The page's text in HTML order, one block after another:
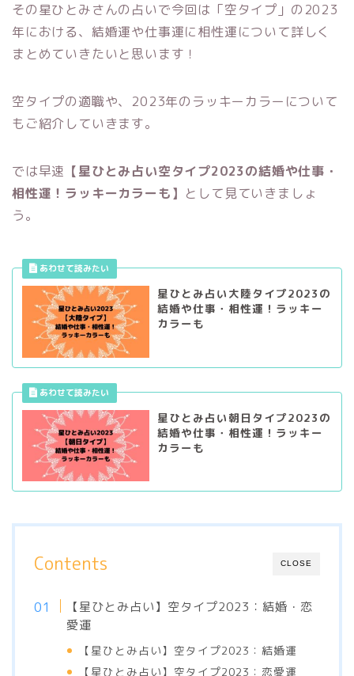
その星ひとみさんの占いで今回は「空タイプ」の2023
年における、結婚運や仕事運に相性運について詳しく
まとめていきたいと思います！
空タイプの適職や、2023年のラッキーカラーについて
もご紹介していきます。
では早速 【星ひとみ占い空タイプ2023の結婚や仕事・
相性運！ラッキーカラーも】 として見ていきましょ
う。
星ひとみ占い大陸タイプ2023の
結婚や仕事・相性運！ラッキー
カラーも
星ひとみ占い朝日タイプ2023の
結婚や仕事・相性運！ラッキー
カラーも
CLOSE
Contents
【星ひとみ占い】空タイプ2023：結婚・恋
愛運
【星ひとみ占い】空タイプ2023：結婚運
【星ひとみ占い】空タイプ2023：恋愛運